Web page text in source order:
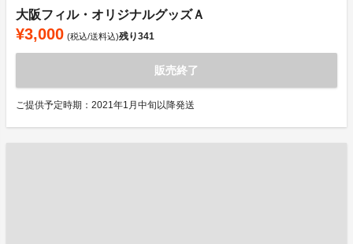
大阪フィル・オリジナルグッズＡ
¥3,000 (税込/送料込)残り341
販売終了
ご提供予定時期：2021年1月中旬以降発送